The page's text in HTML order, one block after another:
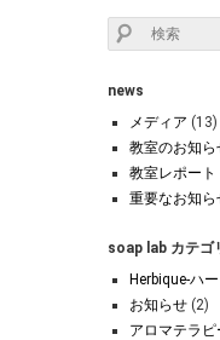
news
メディア (13)
教室のお知ら
教室レポート
重要なお知ら
soap lab カテゴ
Herbique-ハ
お知らせ (2)
アロマテラピ